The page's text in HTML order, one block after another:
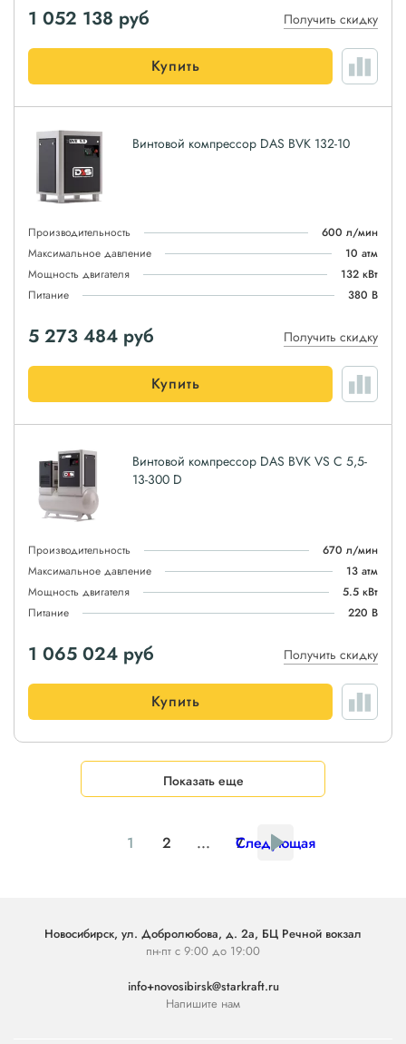
1 052 138 руб Получить скидку
Купить
Винтовой компрессор DAS BVK 132-10
Производительность
600 л/мин
Максимальное давление
10 атм
Мощность двигателя
132 кВт
Питание
380 В
5 273 484 руб Получить скидку
Купить
Винтовой компрессор DAS BVK VS C 5,5-
13-300 D
Производительность
670 л/мин
Максимальное давление
13 атм
Мощность двигателя
5.5 кВт
Питание
220 В
1 065 024 руб Получить скидку
Купить
Показать еще
1 2 ... 7
Следующая
Новосибирск, ул. Добролюбова, д. 2а, БЦ Речной вокзал
пн-пт с 9:00 до 19:00
info+novosibirsk@starkraft.ru
Напишите нам